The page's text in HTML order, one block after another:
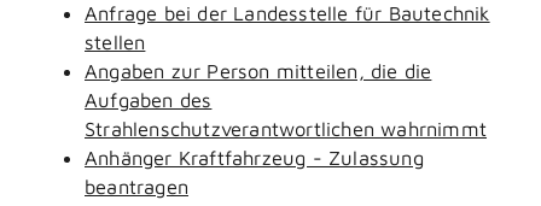
Anfrage bei der Landesstelle für Bautechnik
stellen
Angaben zur Person mitteilen, die die
Aufgaben des
Strahlenschutzverantwortlichen wahrnimmt
Anhänger Kraftfahrzeug - Zulassung
beantragen